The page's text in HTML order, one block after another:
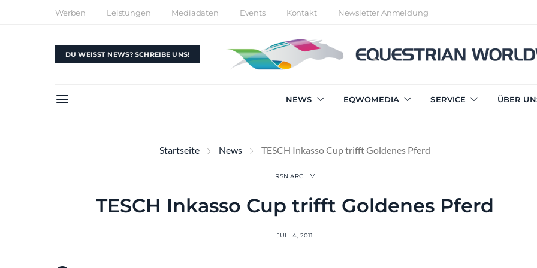
Werben Leistungen Mediadaten Events Kontakt Newsletter Anmeldung
DU WEISST NEWS? SCHREIBE UNS!
NEWS EQWOMEDIA SERVICE ÜBER
Startseite News TESCH Inkasso Cup trifft Goldenes Pferd
RSN ARCHIV
TESCH Inkasso Cup trifft Goldenes Pferd
JULI 4, 2011